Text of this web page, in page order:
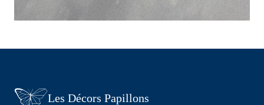
Les Décors Papillons